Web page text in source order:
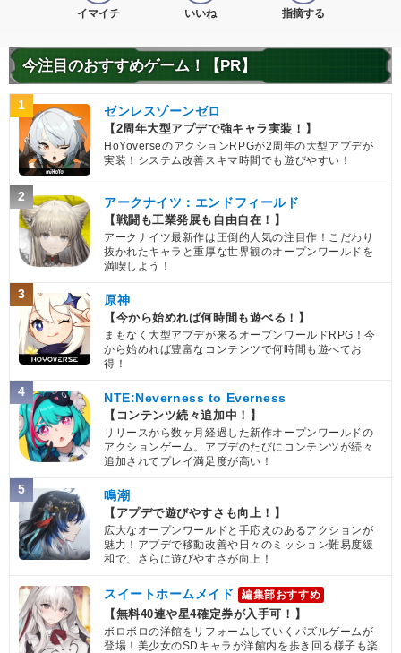
イマイチ いいね 指摘する
今注目のおすすめゲーム！【PR】
1 ゼンレスゾーンゼロ
【2周年大型アプデで強キャラ実装！】
HoYoverseのアクションRPGが2周年の大型アプデが
実装！システム改善スキマ時間でも遊びやすい！
2 アークナイツ：エンドフィールド
【戦闘も工業発展も自由自在！】
アークナイツ最新作は圧倒的人気の注目作！こだわり
抜かれたキャラと重厚な世界観のオープンワールドを
満喫しよう！
3 原神
【今から始めれば何時間も遊べる！】
まもなく大型アプデが来るオープンワールドRPG！今
から始めれば豊富なコンテンツで何時間も遊べてお
得！
4 NTE:Neverness to Everness
【コンテンツ続々追加中！】
リリースから数ヶ月経過した新作オープンワールドの
アクションゲーム。アプデのたびにコンテンツが続々
追加されてプレイ満足度が高い！
5 鳴潮
【アプデで遊びやすさも向上！】
広大なオープンワールドと手応えのあるアクションが
魅力！アプデで移動改善や日々のミッション難易度緩
和で、さらに遊びやすさが向上！
スイートホームメイド 編集部おすすめ
【無料40連や星4確定券が入手可！】
ボロボロの洋館をリフォームしていくパズルゲームが
登場！美少女のSDキャラが洋館内を歩き回る様子も楽